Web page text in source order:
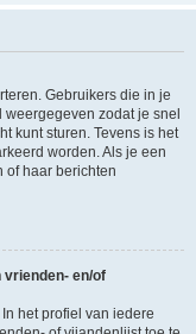
Gebruikers die in je
zodat je snel
kunt sturen. Tevens is het
worden. Als je een
of haar berichten
en/of
het profiel van iedere